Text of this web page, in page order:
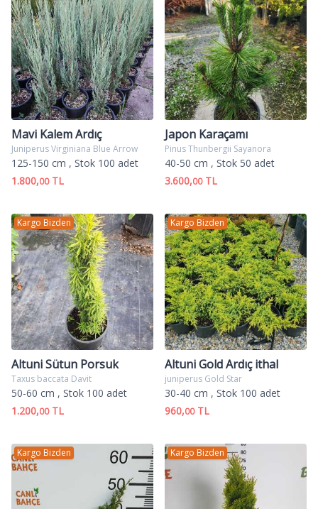
Mavi Kalem Ardıç
Juniperus Virginiana Blue Arrow
125-150 cm , Stok 100 adet
1.800,00TL
Japon Karaçamı
Pinus Thunbergii Sayanora
40-50 cm , Stok 50 adet
3.600,00TL
Kargo Bizden
Altuni Sütun Porsuk
Taxus baccata Davit
50-60 cm , Stok 100 adet
1.200,00TL
Kargo Bizden
Altuni Gold Ardıç ithal
juniperus Gold Star
30-40 cm , Stok 100 adet
960,00TL
Kargo Bizden Kargo Bizden